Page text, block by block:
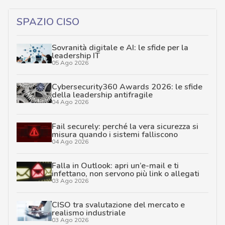
SPAZIO CISO
Sovranità digitale e AI: le sfide per la
leadership IT
05 Ago 2026
Cybersecurity360 Awards 2026: le sfide
della leadership antifragile
04 Ago 2026
Fail securely: perché la vera sicurezza si
misura quando i sistemi falliscono
04 Ago 2026
Falla in Outlook: apri un’e-mail e ti
infettano, non servono più link o allegati
03 Ago 2026
CISO tra svalutazione del mercato e
realismo industriale
03 Ago 2026